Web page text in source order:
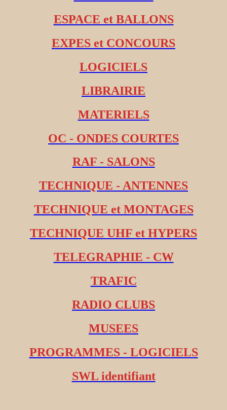
ESPACE et BALLONS
EXPES et CONCOURS
LOGICIELS
LIBRAIRIE
MATERIELS
OC - ONDES COURTES
RAF - SALONS
TECHNIQUE - ANTENNES
TECHNIQUE et MONTAGES
TECHNIQUE UHF et HYPERS
TELEGRAPHIE - CW
TRAFIC
RADIO CLUBS
MUSEES
PROGRAMMES - LOGICIELS
SWL identifiant